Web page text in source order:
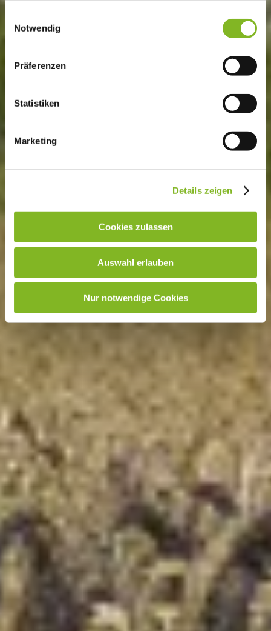
Notwendig
Präferenzen
Statistiken
Marketing
Details zeigen
Cookies zulassen
Auswahl erlauben
Nur notwendige Cookies